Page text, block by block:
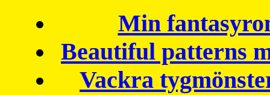
Min
Beautiful patterns
Vackra